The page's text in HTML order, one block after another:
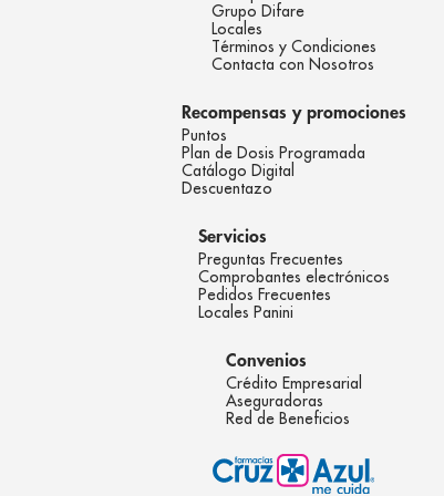
Grupo Difare
Locales
Términos y Condiciones
Contacta con Nosotros
Recompensas y promociones
Puntos
Plan de Dosis Programada
Catálogo Digital
Descuentazo
Servicios
Preguntas Frecuentes
Comprobantes electrónicos
Pedidos Frecuentes
Locales Panini
Convenios
Crédito Empresarial
Aseguradoras
Red de Beneficios